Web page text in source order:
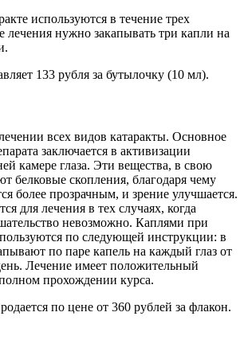
используются в течение трех
лечения нужно закапывать три капли на
133 рубля за бутылочку (10 мл).
всех видов катаракты. Основное
заключается в активизации
камере глаза. Эти вещества, в свою
белковые скопления, благодаря чему
более прозрачным, и зрение улучшается.
для лечения в тех случаях, когда
невозможно. Каплями при
по следующей инструкции: в
по паре капель на каждый глаз от
Лечение имеет положительный
прохождении курса.
по цене от 360 рублей за флакон.